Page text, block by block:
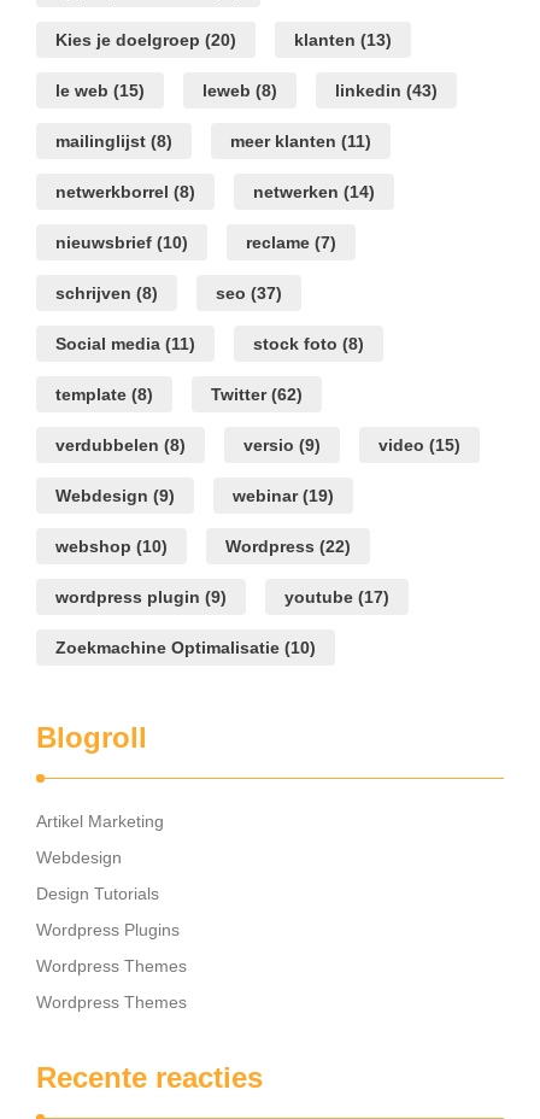
Kies je doelgroep (20) klanten (13)
le web (15) leweb (8) linkedin (43)
mailinglijst (8) meer klanten (11)
netwerkborrel (8) netwerken (14)
nieuwsbrief (10) reclame (7)
schrijven (8) seo (37)
Social media (11) stock foto (8)
template (8) Twitter(62)
verdubbelen (8) versio (9) video (15)
Webdesign (9) webinar(19)
webshop (10) Wordpress (22)
wordpress plugin (9) youtube (17)
Zoekmachine Optimalisatie (10)
Blogroll
Artikel Marketing
Webdesign
Design Tutorials
Wordpress Plugins
Wordpress Themes
Wordpress Themes
Recente reacties